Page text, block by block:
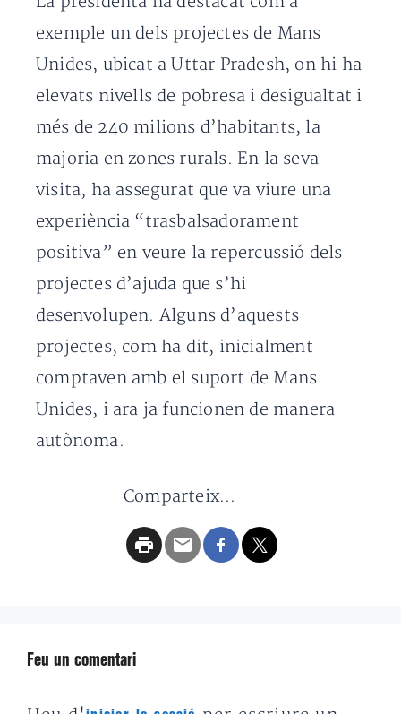
exemple un dels projectes de Mans
Unides, ubicat a Uttar Pradesh, on hi ha
elevats nivells de pobresa i desigualtat i
més de 240 milions d’habitants, la
majoria en zones rurals. En la seva
visita, ha assegurat que va viure una
experiència “trasbalsadorament
positiva” en veure la repercussió dels
projectes d’ajuda que s’hi
desenvolupen. Alguns d’aquests
projectes, com ha dit, inicialment
comptaven amb el suport de Mans
Unides, i ara ja funcionen de manera
autònoma.
Comparteix...
Feu un comentari